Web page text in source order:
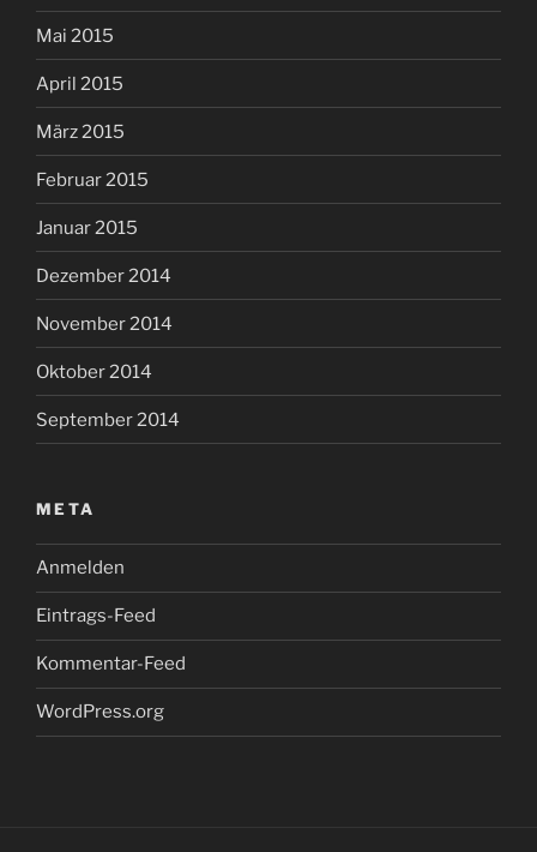
Mai 2015
April 2015
März 2015
Februar 2015
Januar 2015
Dezember 2014
November 2014
Oktober 2014
September 2014
META
Anmelden
Eintrags-Feed
Kommentar-Feed
WordPress.org